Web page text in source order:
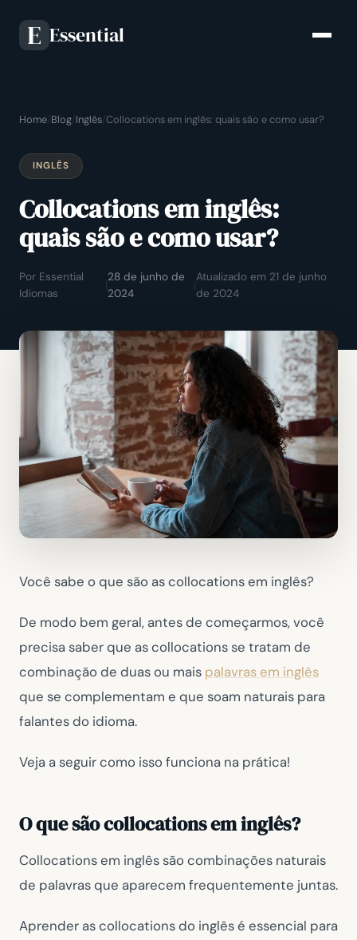
E Essential
Home Blog Inglês Collocations em inglês: quais são e como usar?
INGLÊS
Collocations em inglês:
quais são e como usar?
Por Essential
Idiomas
|
28 de junho de
2024
|
Atualizado em 21 de junho
de 2024
Você sabe o que são as collocations em inglês?
De modo bem geral, antes de começarmos, você
precisa saber que as collocations se tratam de
combinação de duas ou mais palavras em inglês
que se complementam e que soam naturais para
falantes do idioma.
Veja a seguir como isso funciona na prática!
O que são collocations em inglês?
Collocations em inglês são combinações naturais
de palavras que aparecem frequentemente juntas.
Aprender as collocations do inglês é essencial para